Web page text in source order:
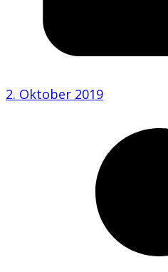
2. Oktober 2019